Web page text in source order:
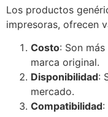
Los productos
impresoras, ofrecen
Costo: Son
marca original.
Disponibilidad:
mercado.
Compatibilidad: